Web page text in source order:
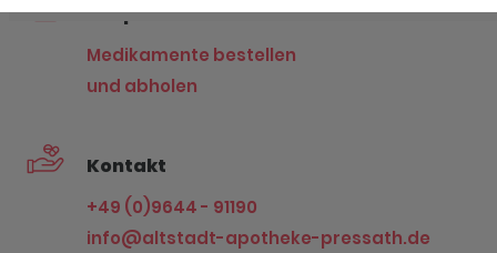
Shop
Medikamente bestellen
und abholen
Kontakt
+49 (0)9644 - 91190
info@altstadt-apotheke-pressath.de